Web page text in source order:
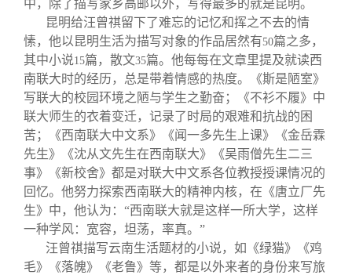
中，除了描写家乡高邮以外，写得最多的就是昆明。
昆明给汪曾祺留下了难忘的记忆和挥之不去的情
愫，他以昆明生活为描写对象的作品居然有50篇之多，
其中小说15篇，散文35篇。他每每在文章里提及就读西
南联大时的经历，总是带着情感的热度。《斯是陋室》
写联大的校园环境之陋与学生之勤奋；《不衫不履》中
联大师生的衣着变迁，记录了时局的艰难和抗战的困
苦；《西南联大中文系》《闻一多先生上课》《金岳霖
先生》《沈从文先生在西南联大》《吴雨僧先生二三
事》《新校舍》都是对联大中文系各位教授授课情况的
回忆。他努力探索西南联大的精神内核，在《唐立厂先
生》中，他认为：“西南联大就是这样一所大学，这样
一种学风：宽容，坦荡，率真。”
汪曾祺描写云南生活题材的小说，如《绿猫》《鸡
毛》《落魄》《老鲁》等，都是以外来者的身份来写旅